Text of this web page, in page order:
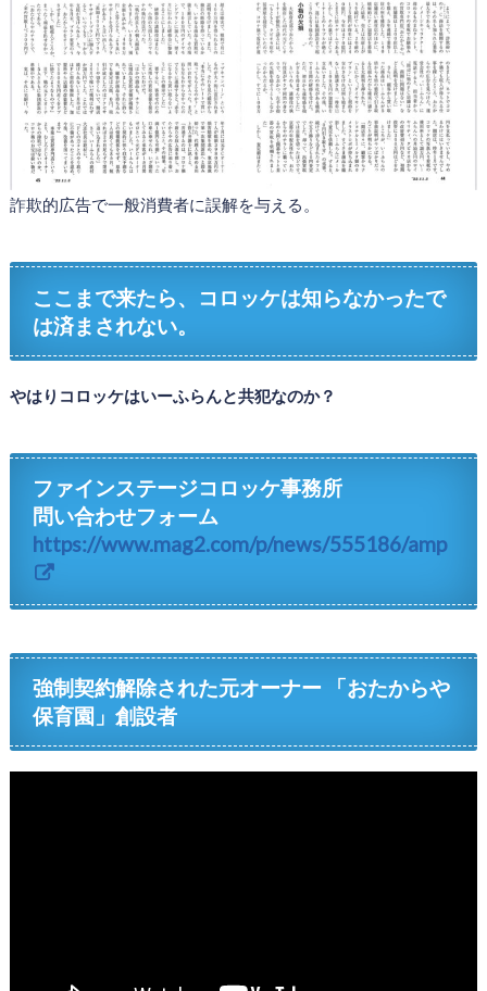
詐欺的広告で一般消費者に誤解を与える。
ここまで来たら、コロッケは知らなかったで
は済まされない。
やはりコロッケはいーふらんと共犯なのか？
ファインステージコロッケ事務所
問い合わせフォーム
https://www.mag2.com/p/news/555186/amp
強制契約解除された元オーナー 「おたからや
保育園」創設者